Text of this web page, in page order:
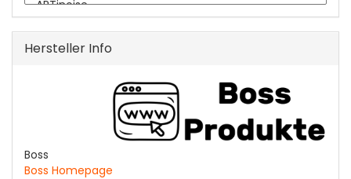
Hersteller Info
Boss
Boss Homepage